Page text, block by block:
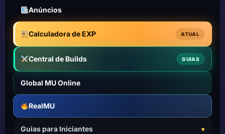
Anúncios
Calculadora de EXP ATUAL
Central de Builds GUIAS
Global MU Online
RealMU
Guias para Iniciantes